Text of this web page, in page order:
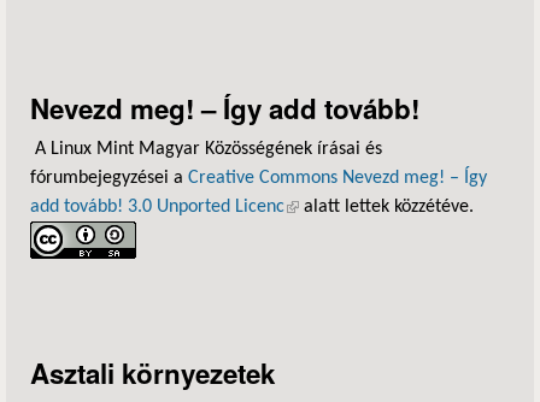
Nevezd meg! – Így add tovább!
A Linux Mint Magyar Közösségének írásai és
fórumbejegyzései a Creative Commons Nevezd meg! – Így
add tovább! 3.0 Unported Licenc(külső hivatkozás)
alatt lettek közzétéve.
Asztali környezetek